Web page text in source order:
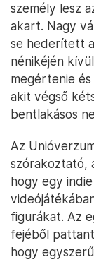
személy lesz
akart. Nagy
se hederített
nénikéjén
megértenie
akit végső
bentlakásos
Az
szórakoztató,
hogy egy
figurákat. Az
fejéből
hogy